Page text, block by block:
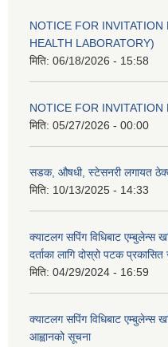
NOTICE FOR
HEALTH LABORATORY)
मिति: 06/18/2026 - 15:58
NOTICE FOR INVITATION
मिति: 05/27/2026 - 00:00
सडक, औषधी, स्टेसनरी लगायत
मिति: 10/13/2025 - 14:33
क्याटलग सपिंग विधिबाट एम्बुलेन्स
दर्ताका लागि दोस्रो पटक
मिति: 04/29/2024 - 16:59
क्याटलग सपिंग विधिबाट एम्बुलेन्स
आह्वानको सूचना